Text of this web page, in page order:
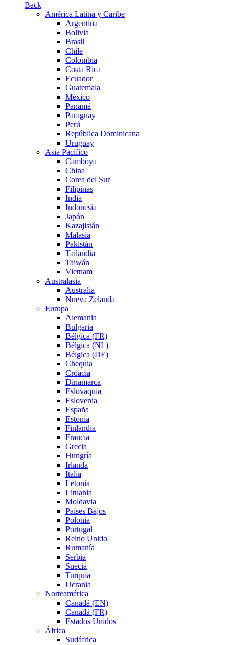
Back
América Latina y Caribe
Argentina
Bolivia
Brasil
Chile
Colombia
Costa Rica
Ecuador
Guatemala
México
Panamá
Paraguay
Perú
República Dominicana
Uruguay
Asia Pacífico
Camboya
China
Corea del Sur
Filipinas
India
Indonesia
Japón
Kazajistán
Malasia
Pakistán
Tailandia
Taiwán
Vietnam
Australasia
Australia
Nueva Zelanda
Europa
Alemania
Bulgaria
Bélgica (FR)
Bélgica (NL)
Bélgica (DE)
Chequia
Croacia
Dinamarca
Eslovaquia
Eslovenia
España
Estonia
Finlandia
Francia
Grecia
Hungría
Irlanda
Italia
Letonia
Lituania
Moldavia
Países Bajos
Polonia
Portugal
Reino Unido
Rumanía
Serbia
Suecia
Turquía
Ucrania
Norteamérica
Canadá (EN)
Canadá (FR)
Estados Unidos
África
Sudáfrica